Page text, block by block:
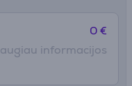
0 €
informacijos